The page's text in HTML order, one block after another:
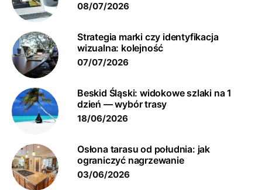
08/07/2026
Strategia marki czy identyfikacja
wizualna: kolejność
07/07/2026
Beskid Śląski: widokowe szlaki na 1
dzień — wybór trasy
18/06/2026
Osłona tarasu od południa: jak
ograniczyć nagrzewanie
03/06/2026